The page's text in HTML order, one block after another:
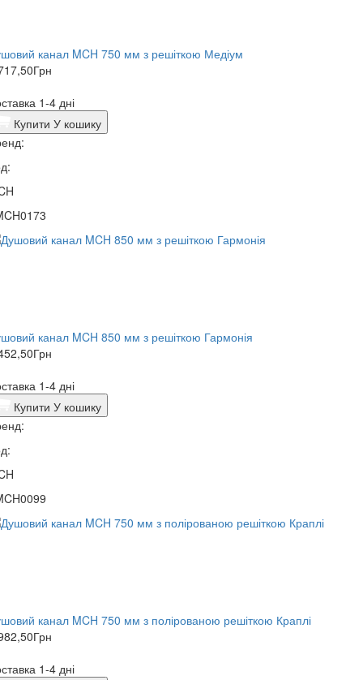
канал MCH 750 мм з решіткою Медіум
Грн
1-4 дні
Купити У кошику
канал MCH 850 мм з решіткою Гармонія
Грн
1-4 дні
Купити У кошику
канал MCH 750 мм з полірованою решіткою Краплі
Грн
1-4 дні